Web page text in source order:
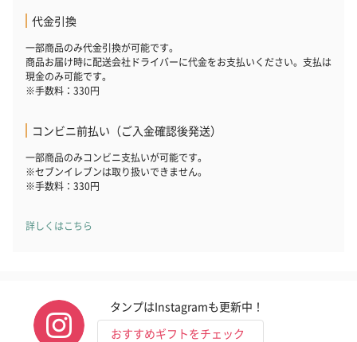
代金引換
一部商品のみ代金引換が可能です。
商品お届け時に配送会社ドライバーに代金をお支払いください。支払は
現金のみ可能です。
※手数料：330円
コンビニ前払い（ご入金確認後発送）
一部商品のみコンビニ支払いが可能です。
※セブンイレブンは取り扱いできません。
※手数料：330円
詳しくはこちら
タンプはInstagramも更新中！
おすすめギフトをチェック